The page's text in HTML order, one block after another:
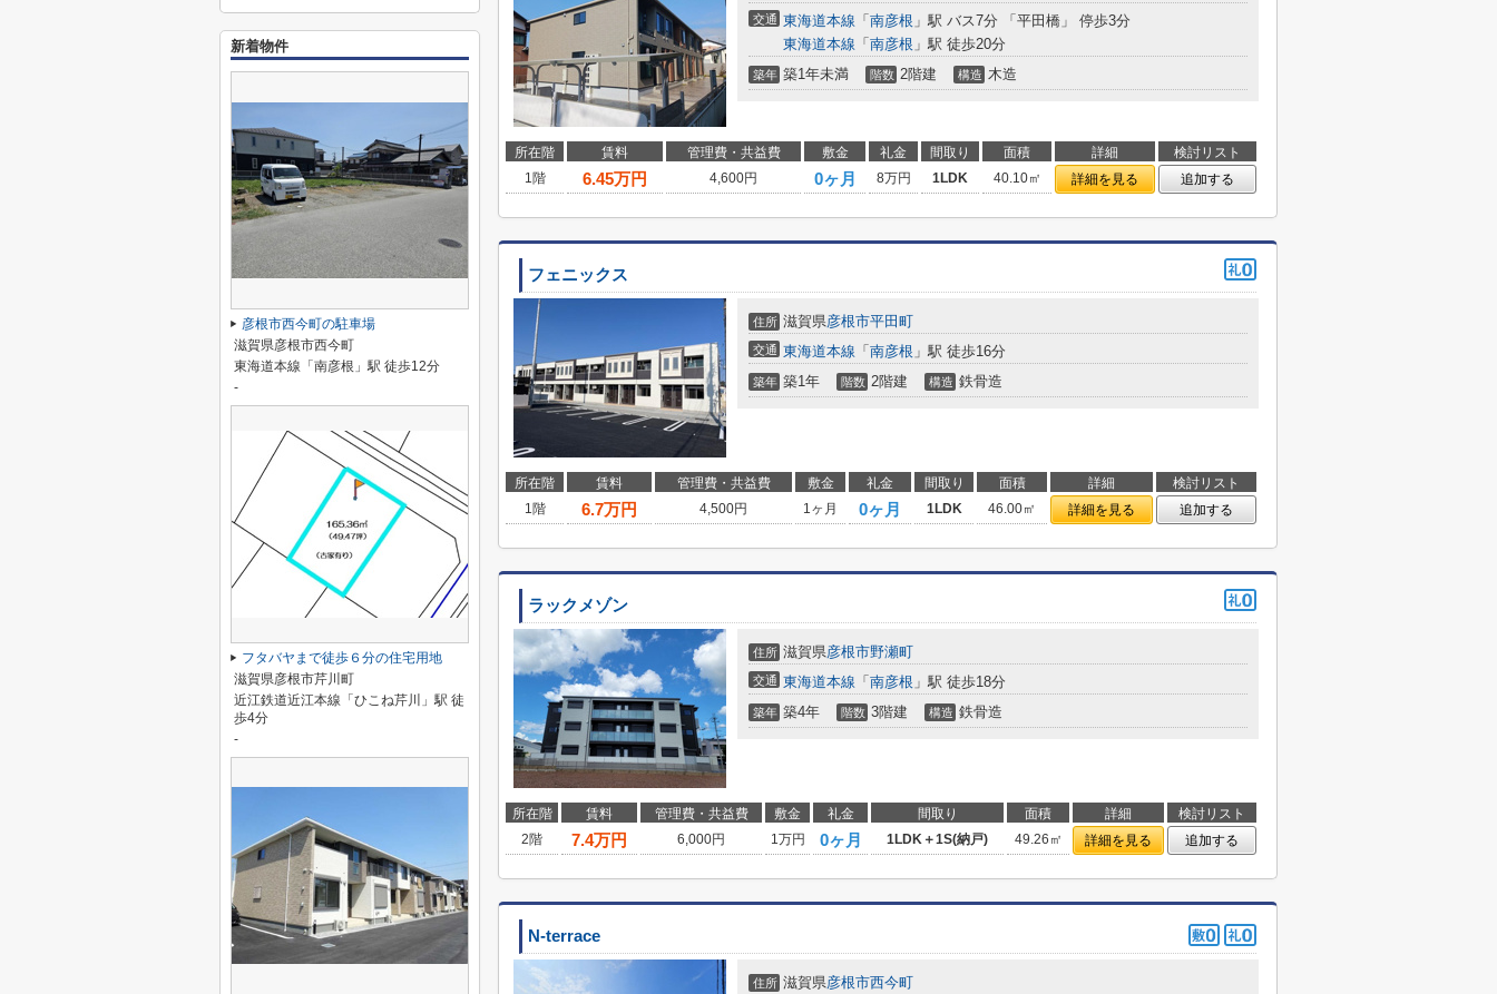
交通 東海道本線 「 南彦根 」駅 バス7分 「平田橋」 停歩3分
東海道本線 「 南彦根 」駅 徒歩20分
築年 築1年未満 階数 2階建 構造 木造
所在階 賃料 管理費・共益費 敷金 礼金 間取り 面積 詳細
検討リスト
1階
6.45万円 4,600円 0ヶ月 8万円 1LDK 40.10㎡ 詳細を見る 追加する
フェニックス
住所 滋賀県彦根市平田町
交通 東海道本線 「 南彦根 」駅 徒歩16分
築年 築1年 階数 2階建 構造 鉄骨造
所在階 賃料 管理費・共益費 敷金 礼金 間取り 面積 詳細
検討リスト
1階
6.7万円 4,500円 1ヶ月 0ヶ月 1LDK 46.00㎡ 詳細を見る 追加する
ラックメゾン
住所 滋賀県彦根市野瀬町
交通 東海道本線 「 南彦根 」駅 徒歩18分
築年 築4年 階数 3階建 構造 鉄骨造
所在階 賃料 管理費・共益費 敷金 礼金 間取り 面積 詳細
検討リスト
2階
7.4万円 6,000円 1万円 0ヶ月 1LDK＋1S(納戸) 49.26㎡ 詳細を見る 追加する
N-terrace
住所 滋賀県彦根市西今町
新着物件
彦根市西今町の駐車場
滋賀県彦根市西今町
東海道本線「南彦根」駅 徒歩12分
-
フタバヤまで徒歩６分の住宅用地
滋賀県彦根市芹川町
近江鉄道近江本線「ひこね芹川」駅 徒
歩4分
-